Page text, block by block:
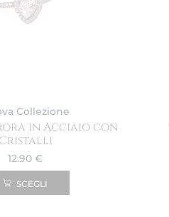
Collezione
in Acciaio con
Cristalli
12.90 €
SCEGLI